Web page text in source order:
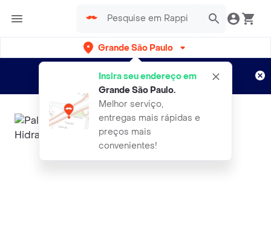
Grande São Paulo
Insira seu endereço em
Grande São Paulo.
Melhor serviço,
entregas mais rápidas e
preços mais
convenientes!
Entregas grátis por 15 dias!
Aplicam T&C